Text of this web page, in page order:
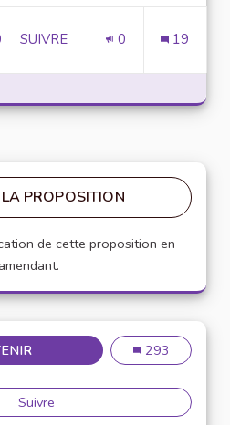
20 ABONNÉS
SUIVRE 0 19
PROPOSITION
de cette proposition en
MISE EN PLACE DEMise en place
293
Suivre Mise en place de référents